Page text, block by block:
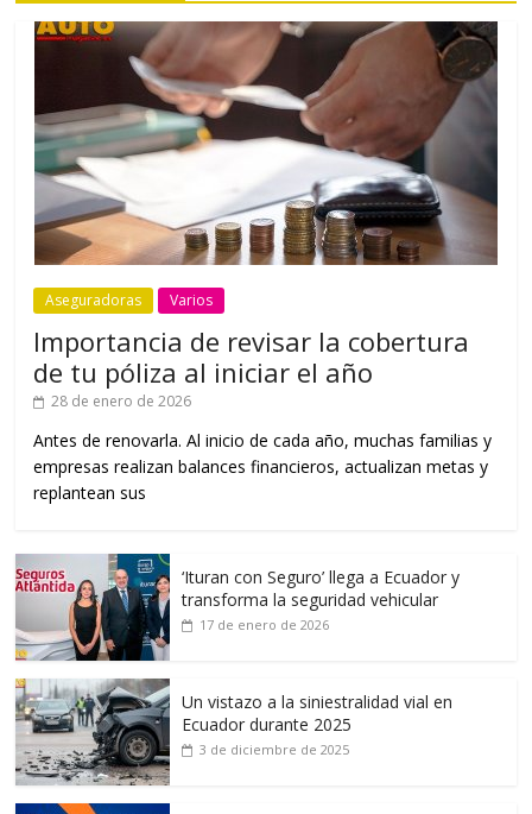
Aseguradoras Varios
Importancia de revisar la cobertura
de tu póliza al iniciar el año
28 de enero de 2026
Antes de renovarla. Al inicio de cada año, muchas familias y
empresas realizan balances financieros, actualizan metas y
replantean sus
‘Ituran con Seguro’ llega a Ecuador y
transforma la seguridad vehicular
17 de enero de 2026
Un vistazo a la siniestralidad vial en
Ecuador durante 2025
3 de diciembre de 2025